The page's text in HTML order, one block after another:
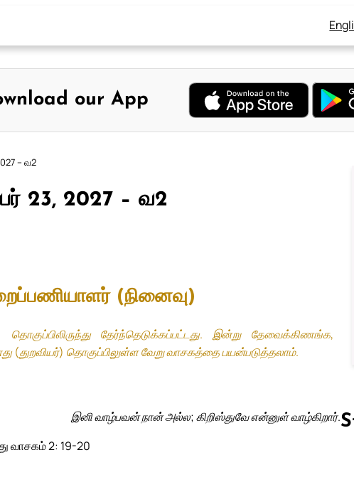
our App
– வ2
23, 2027 – வ2
(நினைவு)
தேர்ந்தெடுக்கப்பட்டது. இன்று தேவைக்கிணங்க,
(துறவியர்) தொகுப்பிலுள்ள வேறு வாசகத்தை பயன்படுத்தலாம்.
இனி வாழ்பவன் நான் அல்ல; கிறிஸ்துவே என்னுள் வாழ்கிறார்.
வாசகம் 2: 19-20